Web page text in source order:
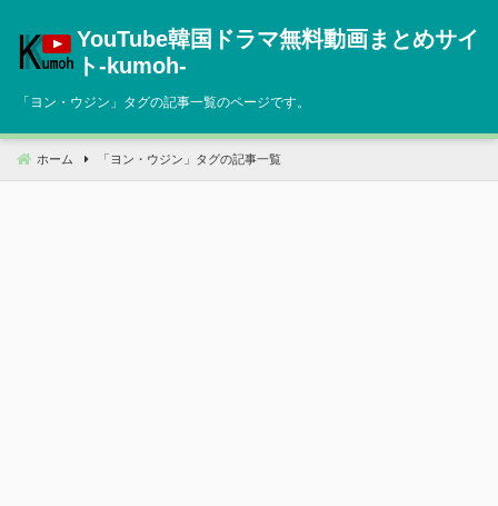
へ
動
YouTube韓国ドラマ無料動画まとめサイ
ト‐kumoh‐
「ヨン・ウジン 」タグの記事一覧のページです。
ホーム 「 ヨン・ウジン 」タグの記事一覧